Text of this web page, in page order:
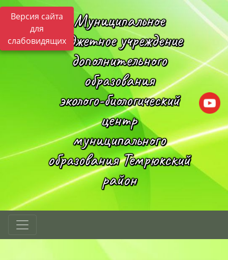
Версия сайта
для
слабовидящих
Муниципальное
бюджетное учреждение
дополнительного
образования
эколого-биологический
центр
муниципального
образования Темрюкский
район